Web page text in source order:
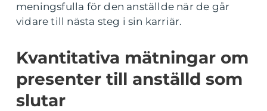
meningsfulla för den anställde när de går
vidare till nästa steg i sin karriär.
Kvantitativa mätningar om
presenter till anställd som
slutar